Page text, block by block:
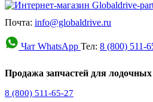
Почта: info@globaldrive.ru
Чат WhatsApp Тел: 8 (800) 511-
Продажа запчастей для
8 (800) 511-65-27